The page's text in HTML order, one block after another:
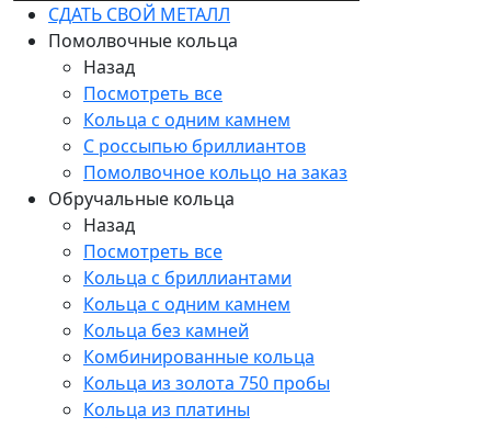
СДАТЬ СВОЙ МЕТАЛЛ
Помолвочные кольца
Назад
Посмотреть все
Кольца с одним камнем
С россыпью бриллиантов
Помолвочное кольцо на заказ
Обручальные кольца
Назад
Посмотреть все
Кольца с бриллиантами
Кольца с одним камнем
Кольца без камней
Комбинированные кольца
Кольца из золота 750 пробы
Кольца из платины